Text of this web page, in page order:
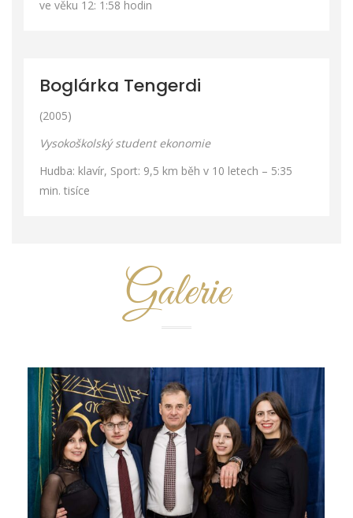
ve věku 12: 1:58 hodin
Boglárka Tengerdi
(2005)
Vysokoškolský student ekonomie
Hudba: klavír, Sport: 9,5 km běh v 10 letech – 5:35
min. tisíce
Galerie